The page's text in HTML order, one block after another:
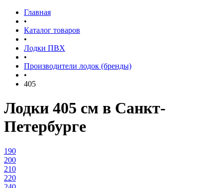
Главная
•
Каталог товаров
•
Лодки ПВХ
•
Производители лодок (бренды)
•
405
Лодки 405 см в Санкт-
Петербурге
190
200
210
220